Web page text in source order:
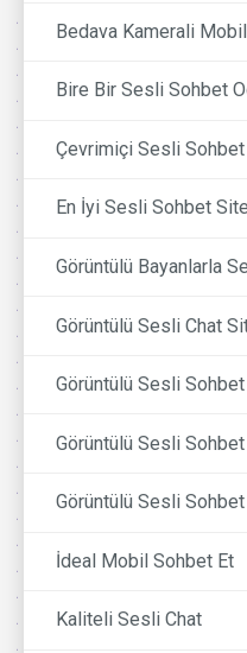
Bedava Kamerali
Bire Bir Sesli Sohbet
Çevrimiçi Sesli
En İyi Sesli Sohbet
Görüntülü Bayanlarla
Görüntülü Sesli Chat
Görüntülü Sesli Sohbet
Görüntülü Sesli
Görüntülü Sesli
İdeal Mobil Sohbet Et
Kaliteli Sesli Chat